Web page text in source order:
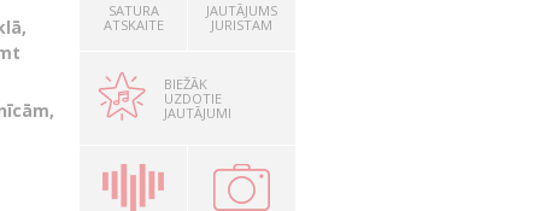
SATURA
ATSKAITE
JAUTĀJUMS
JURISTAM
BIEŽĀK
UZDOTIE
JAUTĀJUMI